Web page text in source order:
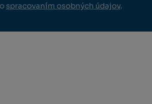
spracovaním osobných údajov.